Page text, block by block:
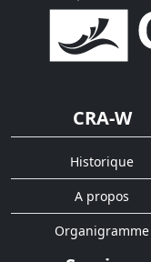
CRA-W
Historique
A propos
Organigramme